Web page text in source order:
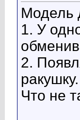
Модель
1. У
2.
ракушку.
Что не